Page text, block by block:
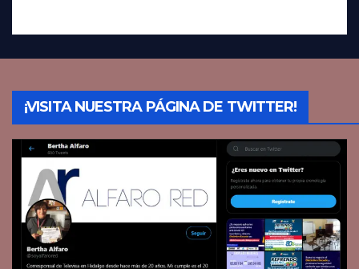
¡VISITA NUESTRA PÁGINA DE TWITTER!